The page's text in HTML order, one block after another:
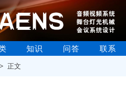
知识 问答 联系
> 正文